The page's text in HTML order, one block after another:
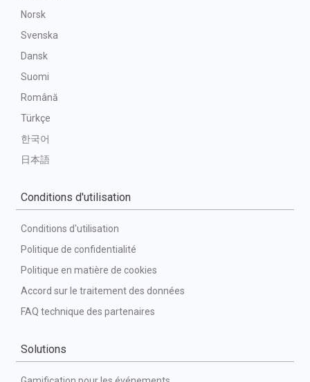
Norsk
Svenska
Dansk
Suomi
Română
Türkçe
한국어
日本語
Conditions d'utilisation
Conditions d'utilisation
Politique de confidentialité
Politique en matière de cookies
Accord sur le traitement des données
FAQ technique des partenaires
Solutions